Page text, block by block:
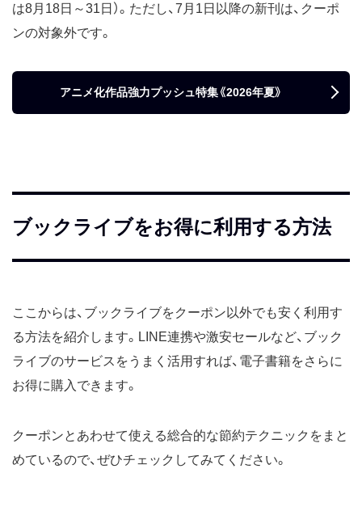
は8月18日～31日）。ただし、7月1日以降の新刊は、クーポ
ンの対象外です。
アニメ化作品強力プッシュ特集《2026年夏》
ブックライブをお得に利用する方法
ここからは、ブックライブをクーポン以外でも安く利用す
る方法を紹介します。LINE連携や激安セールなど、ブック
ライブのサービスをうまく活用すれば、電子書籍をさらに
お得に購入できます。
クーポンとあわせて使える総合的な節約テクニックをまと
めているので、ぜひチェックしてみてください。